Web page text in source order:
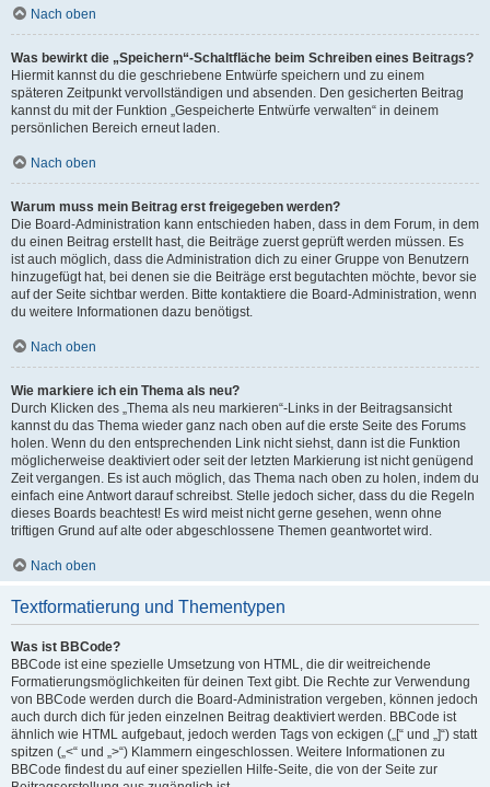
Nach oben
Was bewirkt die „Speichern“-Schaltfläche beim Schreiben eines Beitrags?
Hiermit kannst du die geschriebene Entwürfe speichern und zu einem
späteren Zeitpunkt vervollständigen und absenden. Den gesicherten Beitrag
kannst du mit der Funktion „Gespeicherte Entwürfe verwalten“ in deinem
persönlichen Bereich erneut laden.
Nach oben
Warum muss mein Beitrag erst freigegeben werden?
Die Board-Administration kann entschieden haben, dass in dem Forum, in dem
du einen Beitrag erstellt hast, die Beiträge zuerst geprüft werden müssen. Es
ist auch möglich, dass die Administration dich zu einer Gruppe von Benutzern
hinzugefügt hat, bei denen sie die Beiträge erst begutachten möchte, bevor sie
auf der Seite sichtbar werden. Bitte kontaktiere die Board-Administration, wenn
du weitere Informationen dazu benötigst.
Nach oben
Wie markiere ich ein Thema als neu?
Durch Klicken des „Thema als neu markieren“-Links in der Beitragsansicht
kannst du das Thema wieder ganz nach oben auf die erste Seite des Forums
holen. Wenn du den entsprechenden Link nicht siehst, dann ist die Funktion
möglicherweise deaktiviert oder seit der letzten Markierung ist nicht genügend
Zeit vergangen. Es ist auch möglich, das Thema nach oben zu holen, indem du
einfach eine Antwort darauf schreibst. Stelle jedoch sicher, dass du die Regeln
dieses Boards beachtest! Es wird meist nicht gerne gesehen, wenn ohne
triftigen Grund auf alte oder abgeschlossene Themen geantwortet wird.
Nach oben
Textformatierung und Thementypen
Was ist BBCode?
BBCode ist eine spezielle Umsetzung von HTML, die dir weitreichende
Formatierungsmöglichkeiten für deinen Text gibt. Die Rechte zur Verwendung
von BBCode werden durch die Board-Administration vergeben, können jedoch
auch durch dich für jeden einzelnen Beitrag deaktiviert werden. BBCode ist
ähnlich wie HTML aufgebaut, jedoch werden Tags von eckigen („[“ und „]“) statt
spitzen („<“ und „>“) Klammern eingeschlossen. Weitere Informationen zu
BBCode findest du auf einer speziellen Hilfe-Seite, die von der Seite zur